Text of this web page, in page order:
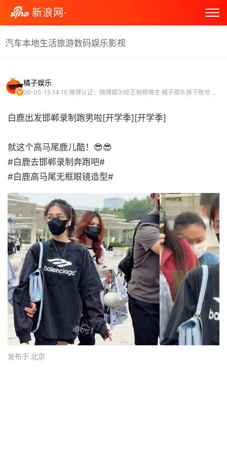
新浪网·
汽车本地生活旅游数码娱乐影视
橘子娱乐
26-05-15 14:15 微博认证：微博娱乐综艺视频博主 橘子娱乐旗下账号 娱乐博主
白鹿出发邯郸录制跑男啦[开学季][开学季]
就这个高马尾鹿儿酷！😎😎
#白鹿去邯郸录制奔跑吧#
#白鹿高马尾无框眼镜造型# ​
发布于 北京